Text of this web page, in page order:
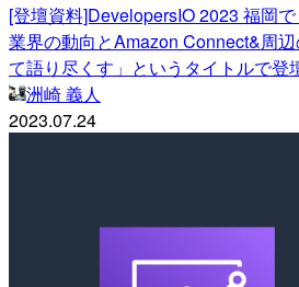
[登壇資料]DevelopersIO 2023 福岡
業界の動向とAmazon Connect&周
て語り尽くす」というタイトルで登
洲崎 義人
2023.07.24